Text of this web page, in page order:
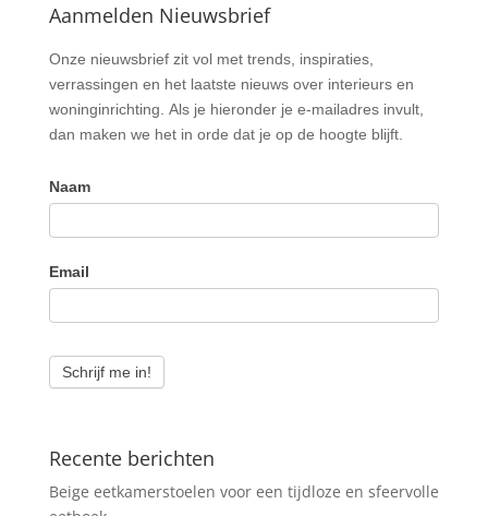
Aanmelden Nieuwsbrief
Onze nieuwsbrief zit vol met trends, inspiraties,
verrassingen en het laatste nieuws over interieurs en
woninginrichting. Als je hieronder je e-mailadres invult,
dan maken we het in orde dat je op de hoogte blijft.
Naam
Email
Schrijf me in!
Recente berichten
Beige eetkamerstoelen voor een tijdloze en sfeervolle